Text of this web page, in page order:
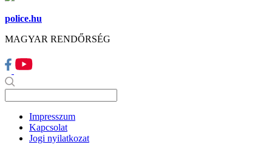
police.hu
MAGYAR RENDŐRSÉG
Impresszum
Kapcsolat
Jogi nyilatkozat